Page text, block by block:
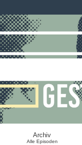
Archiv
Alle Episoden